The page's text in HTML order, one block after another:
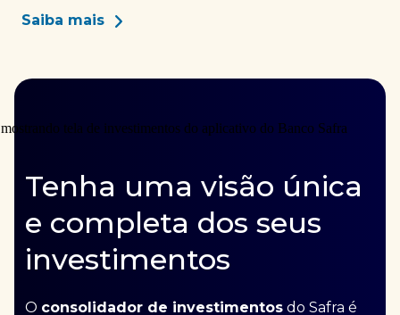
Saiba mais
Tenha uma visão única
e completa dos seus
investimentos
O consolidador de investimentos do Safra é